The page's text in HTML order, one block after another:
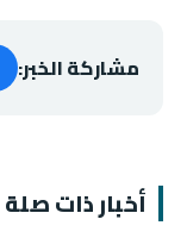
مشاركة الخبر:
أخبار ذات صلة